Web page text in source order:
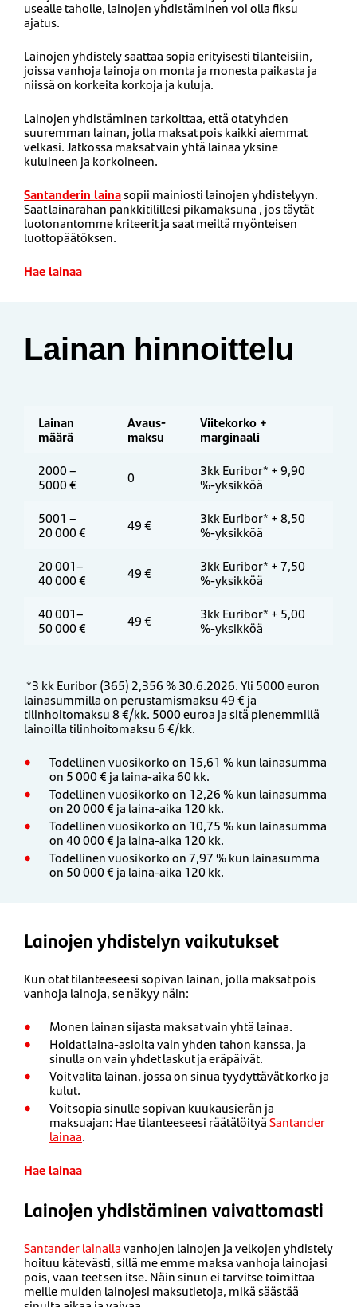
usealle taholle, lainojen yhdistäminen voi olla fiksu
ajatus.
Lainojen yhdistely saattaa sopia erityisesti tilanteisiin,
joissa vanhoja lainoja on monta ja monesta paikasta ja
niissä on korkeita korkoja ja kuluja.
Lainojen yhdistäminen tarkoittaa, että otat yhden
suuremman lainan, jolla maksat pois kaikki aiemmat
velkasi. Jatkossa maksat vain yhtä lainaa yksine
kuluineen ja korkoineen.
Santanderin lainasopii mainiosti lainojen yhdistelyyn.
Saat lainarahan pankkitilillesi pikamaksuna , jos täytät
luotonantomme kriteerit ja saat meiltä myönteisen
luottopäätöksen.
Hae lainaa
Lainan hinnoittelu
Lainan
määrä
Avaus­
maksu
Viitekorko +
marginaali
2000 –
5000 € 0 3kk Euribor* + 9,90
%-yksikköä
5001 –
20 000 € 49 € 3kk Euribor* + 8,50
%-yksikköä
20 001–
40 000 € 49 € 3kk Euribor* + 7,50
%-yksikköä
40 001–
50 000 € 49 € 3kk Euribor* + 5,00
%-yksikköä
*3 kk Euribor (365) 2,356 % 30.6.2026. Yli 5000 euron
lainasummilla on perustamismaksu 49 € ja
tilinhoitomaksu 8 €/kk. 5000 euroa ja sitä pienemmillä
lainoilla tilinhoitomaksu 6 €/kk.
Todellinen vuosikorko on 15,61 % kun lainasumma
on 5 000 € ja laina-aika 60 kk.
Todellinen vuosikorko on 12,26 % kun lainasumma
on 20 000 € ja laina-aika 120 kk.
Todellinen vuosikorko on ​10,75 % kun lainasumma
on 40 000 € ja laina-aika 120 kk.
Todellinen vuosikorko on 7,97 % kun lainasumma
on 50 000 € ja laina-aika 120 kk.
Lainojen yhdistelyn vaikutukset
Kun otat tilanteeseesi sopivan lainan, jolla maksat pois
vanhoja lainoja, se näkyy näin:
Monen lainan sijasta maksat vain yhtä lainaa.
Hoidat laina-asioita vain yhden tahon kanssa, ja
sinulla on vain yhdet laskut ja eräpäivät.
Voit valita lainan, jossa on sinua tyydyttävät korko ja
kulut.
Voit sopia sinulle sopivan kuukausierän ja
maksuajan: Hae tilanteeseesi räätälöityäSantander
lainaa.
Hae lainaa
Lainojen yhdistäminen vaivattomasti
Santander lainallavanhojen lainojen ja velkojen yhdistely
hoituu kätevästi, sillä me emme maksa vanhoja lainojasi
pois, vaan teet sen itse. Näin sinun ei tarvitse toimittaa
meille muiden lainojesi maksutietoja, mikä säästää